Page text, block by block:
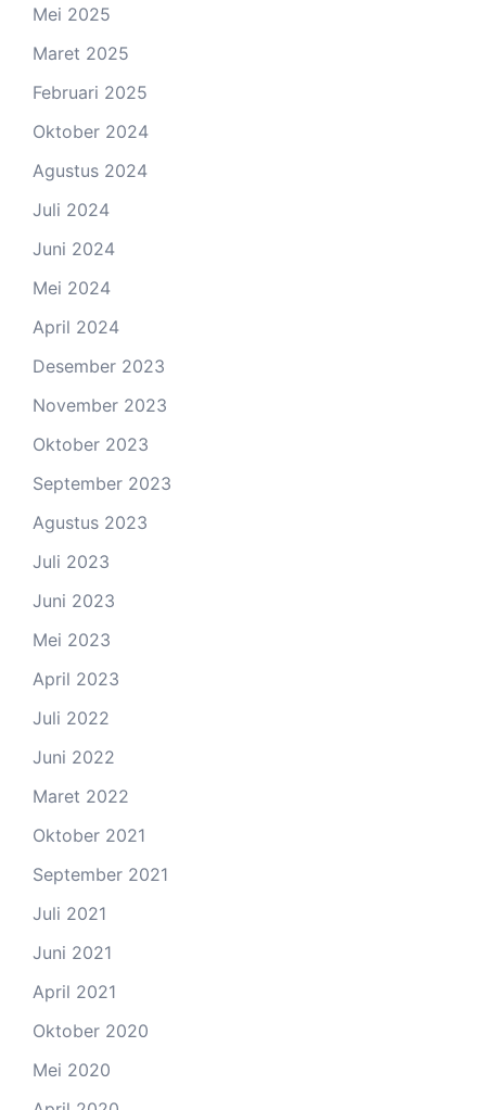
Mei 2025
Maret 2025
Februari 2025
Oktober 2024
Agustus 2024
Juli 2024
Juni 2024
Mei 2024
April 2024
Desember 2023
November 2023
Oktober 2023
September 2023
Agustus 2023
Juli 2023
Juni 2023
Mei 2023
April 2023
Juli 2022
Juni 2022
Maret 2022
Oktober 2021
September 2021
Juli 2021
Juni 2021
April 2021
Oktober 2020
Mei 2020